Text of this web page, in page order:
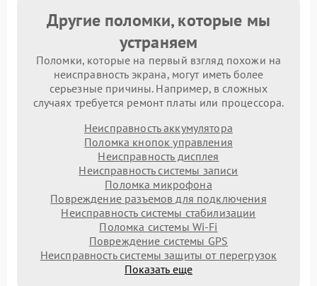
Другие поломки, которые мы
устраняем
Поломки, которые на первый взгляд похожи на
неисправность экрана, могут иметь более
серьезные причины. Например, в сложных
случаях требуется ремонт платы или процессора.
Неисправность аккумулятора
Поломка кнопок управления
Неисправность дисплея
Неисправность системы записи
Поломка микрофона
Повреждение разъемов для подключения
Неисправность системы стабилизации
Поломка системы Wi-Fi
Повреждение системы GPS
Неисправность системы защиты от перегрузок
Показать еще